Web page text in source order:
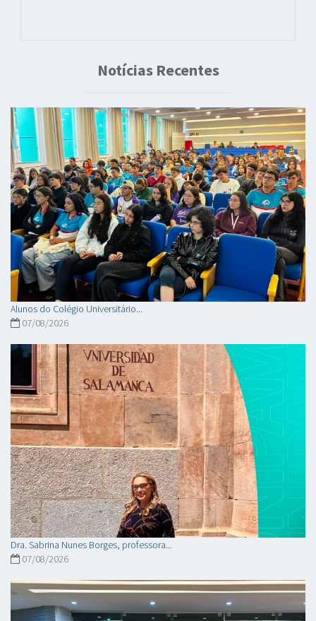
Notícias Recentes
Alunos do Colégio Universitário...
07/08/2026
Dra. Sabrina Nunes Borges, professora...
07/08/2026